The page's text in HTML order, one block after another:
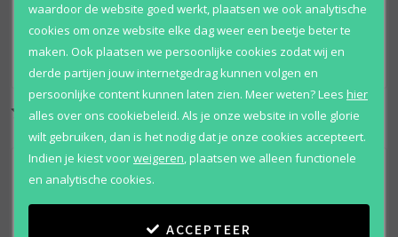
heeft hem ook ontdekt, dus nu moet ik dubbel gaan
bestellen. Zo blij dat Parfum Outlet hem op
voorraad heeft!
29-04-23
Gerrit
Wéér een flacon Givency Insensé Ultramarine
steeds in het assortiment hebben. Ik krijg altijd,
waardoor de website goed werkt, plaatsen we ook analytische
cookies om onze website elke dag weer een beetje beter te
maken. Ook plaatsen we persoonlijke cookies zodat wij en
derde partijen jouw internetgedrag kunnen volgen en
persoonlijke content kunnen laten zien. Meer weten?Lees hier
alles over ons cookiebeleid. Als je onze website in volle glorie
wilt gebruiken, dan is het nodig dat je onze cookies accepteert.
Indien je kiest voorweigeren,plaatsen we alleen functionele
en analytische cookies.
ACCEPTEER